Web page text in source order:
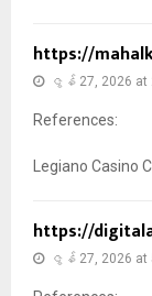
https://
ဇွန် 27, 2026 at
References:
Legiano Casino
https://
ဇွန် 27, 2026 at